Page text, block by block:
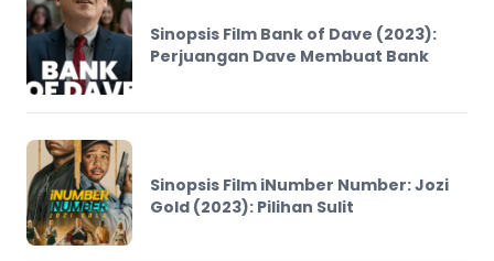
Sinopsis Film Bank of Dave (2023):
Perjuangan Dave Membuat Bank
Sinopsis Film iNumber Number: Jozi
Gold (2023): Pilihan Sulit